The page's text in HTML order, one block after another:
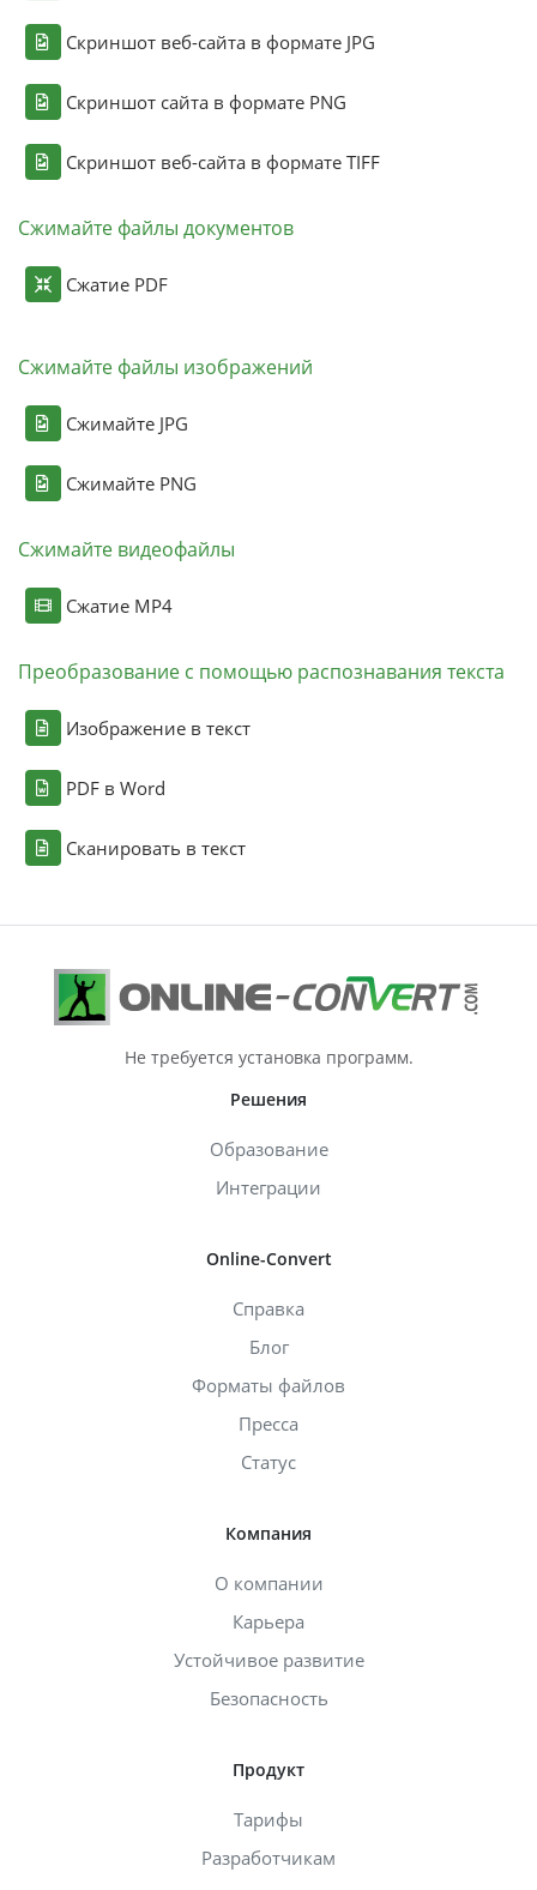
Скриншот веб-сайта в формате JPG
Скриншот сайта в формате PNG
Скриншот веб-сайта в формате TIFF
Сжимайте файлы документов
Сжатие PDF
Сжимайте файлы изображений
Сжимайте JPG
Сжимайте PNG
Сжимайте видеофайлы
Сжатие MP4
Преобразование с помощью распознавания текста
Изображение в текст
PDF в Word
Сканировать в текст
Не требуется установка программ.
Решения
Образование
Интеграции
Online-Convert
Справка
Блог
Форматы файлов
Пресса
Статус
Компания
О компании
Карьера
Устойчивое развитие
Безопасность
Продукт
Тарифы
Разработчикам